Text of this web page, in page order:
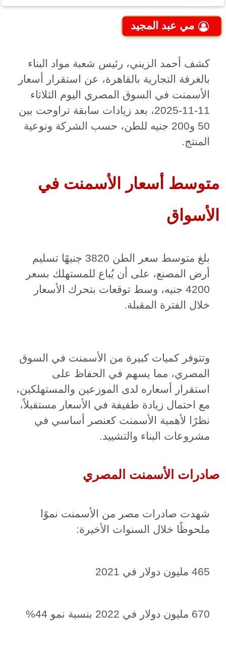
مي عبد المجيد
كشف أحمد الزيني، رئيس شعبة مواد البناء
بالغرفة التجارية بالقاهرة، عن استقرار أسعار
الأسمنت في السوق المصري اليوم الثلاثاء
11-11-2025، بعد زيادات سابقة تراوحت بين
50 و200 جنيه للطن، حسب الشركة ونوعية
المنتج.
متوسط أسعار الأسمنت في
الأسواق
بلغ متوسط سعر الطن 3820 جنيهًا تسليم
أرض المصنع، على أن يُباع للمستهلك بسعر
4200 جنيه، وسط توقعات بتحرك الأسعار
خلال الفترة المقبلة.
وتتوفر كميات كبيرة من الأسمنت في السوق
المصري، مما يسهم في الحفاظ على
استقرار أسعاره لدى الموزعين والمستهلكين،
مع احتمال زيادة طفيفة في الأسعار مستقبلاً،
نظرًا لأهمية الأسمنت كعنصر أساسي في
مشروعات البناء والتشييد.
صادرات الأسمنت المصري
شهدت صادرات مصر من الأسمنت نموًا
ملحوظًا خلال السنوات الأخيرة:
465 مليون دولار في 2021
670 مليون دولار في 2022 بنسبة نمو 44%